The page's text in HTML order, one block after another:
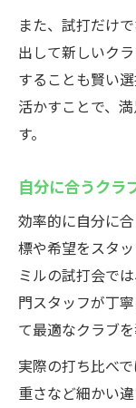
豊富な
るコツ
ウテミ
ポイン
スイングに
ゴルフ
する意
フィッ
める方
専門ア
最新技
ト
また、試打だけ
出して新しいク
することも賢い
活かすことで、
す。
自分に合うクラ
効率的に自分に
標や希望をスタ
ミルの試打会で
門スタッフが丁
て最適なクラブを
実際の打ち比べ
重さなど細かい